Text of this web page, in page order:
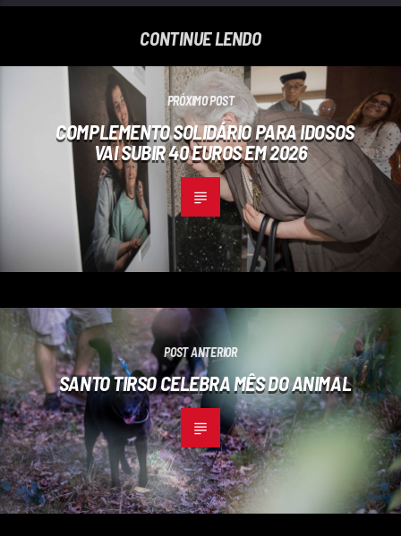
CONTINUE LENDO
PRÓXIMO POST
COMPLEMENTO SOLIDÁRIO PARA IDOSOS
VAI SUBIR 40 EUROS EM 2026
POST ANTERIOR
SANTO TIRSO CELEBRA MÊS DO ANIMAL